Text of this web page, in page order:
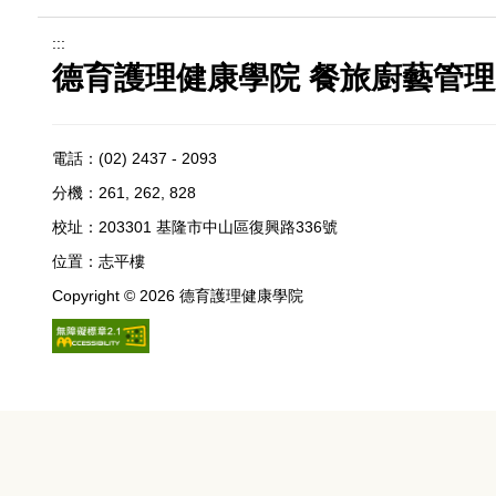
:::
德育護理健康學院 餐旅廚藝管
電話：(02) 2437 - 2093
分機：261, 262, 828
校址： 203301 基隆市中山區復興路336號
位置：志平樓
Copyright © 2026 德育護理健康學院